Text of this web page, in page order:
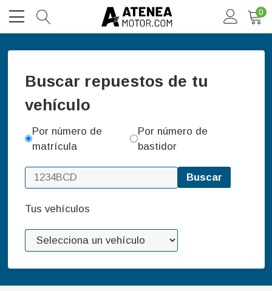
0
Buscar repuestos de tu
vehículo
Por número de
matrícula
Por número de
bastidor
Buscar
Tus vehículos